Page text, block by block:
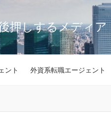
押しするメディア
ント 外資系転職エージェント